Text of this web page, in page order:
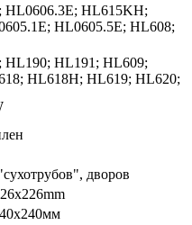
HL0606.3E; HL615KH;
HL0605.5E; HL608;
HL190; HL191; HL609;
HL618H; HL619; HL620;
дворов